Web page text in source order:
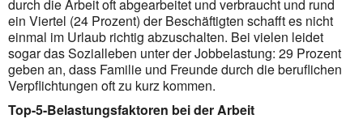
durch die Arbeit oft abgearbeitet und verbraucht und rund
ein Viertel (24 Prozent) der Beschäftigten schafft es nicht
einmal im Urlaub richtig abzuschalten. Bei vielen leidet
sogar das Sozialleben unter der Jobbelastung: 29 Prozent
geben an, dass Familie und Freunde durch die beruflichen
Verpflichtungen oft zu kurz kommen.
Top-5-Belastungsfaktoren bei der Arbeit